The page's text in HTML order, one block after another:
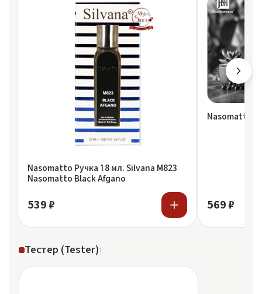
Nasomatto Ручка 18 мл. Silvana M823
Nasomatto Black Afgano
539 ₽
Nasomatto
569 ₽
Тестер (Tester)1